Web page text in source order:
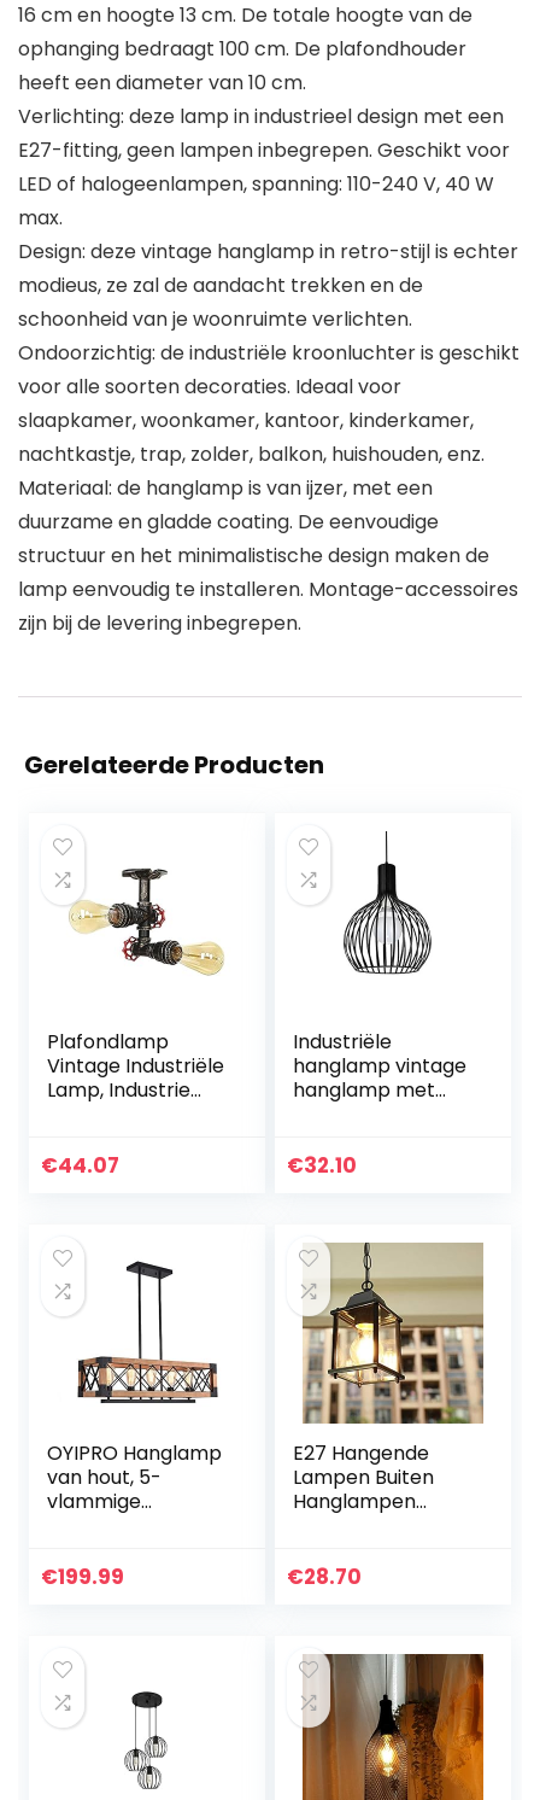
16 cm en hoogte 13 cm. De totale hoogte van de
ophanging bedraagt 100 cm. De plafondhouder
heeft een diameter van 10 cm.
Verlichting: deze lamp in industrieel design met een
E27-fitting, geen lampen inbegrepen. Geschikt voor
LED of halogeenlampen, spanning: 110-240 V, 40 W
max.
Design: deze vintage hanglamp in retro-stijl is echter
modieus, ze zal de aandacht trekken en de
schoonheid van je woonruimte verlichten.
Ondoorzichtig: de industriële kroonluchter is geschikt
voor alle soorten decoraties. Ideaal voor
slaapkamer, woonkamer, kantoor, kinderkamer,
nachtkastje, trap, zolder, balkon, huishouden, enz.
Materiaal: de hanglamp is van ijzer, met een
duurzame en gladde coating. De eenvoudige
structuur en het minimalistische design maken de
lamp eenvoudig te installeren. Montage-accessoires
zijn bij de levering inbegrepen.
Gerelateerde Producten
Plafondlamp
Vintage Industriële
Lamp, Industrie
Lamp, Hanglamp,
€44.07
Industriële
hanglamp vintage
hanglamp met
metaal zwart voor
€32.10
OYIPRO Hanglamp
van hout, 5-
vlammige
eilandlamp,
hoogte…
€199.99
E27 Hangende
Lampen Buiten
Hanglampen
Vintage Industriële
€28.70